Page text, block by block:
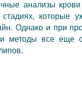
анализы
которые
Однако и при
методы все еще